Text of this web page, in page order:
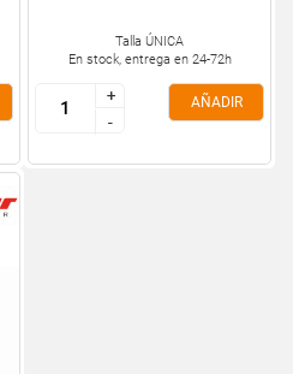
Talla ÚNICA
En stock, entrega en 24-72h
+
-
+
-
AÑADIR